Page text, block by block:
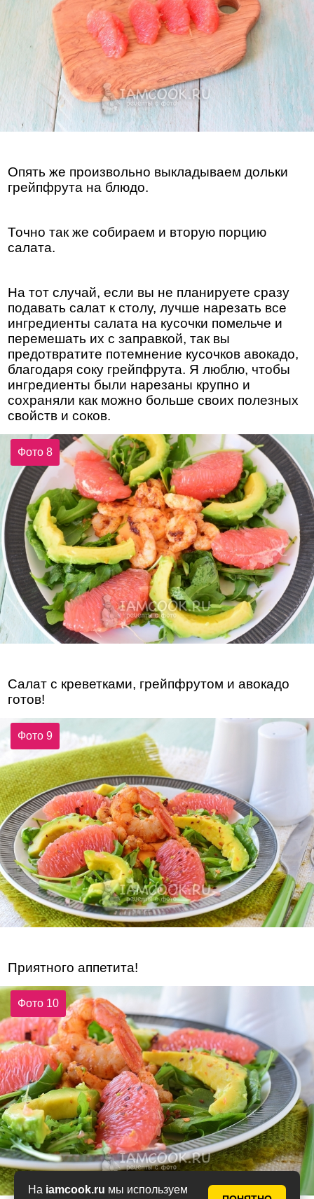
На iamcook.ru мы используем
Опять же произвольно выкладываем дольки
грейпфрута на блюдо.
Точно так же собираем и вторую порцию
салата.
На тот случай, если вы не планируете сразу
подавать салат к столу, лучше нарезать все
ингредиенты салата на кусочки помельче и
перемешать их с заправкой, так вы
предотвратите потемнение кусочков авокадо,
благодаря соку грейпфрута. Я люблю, чтобы
ингредиенты были нарезаны крупно и
сохраняли как можно больше своих полезных
свойств и соков.
Фото 8
Салат с креветками, грейпфрутом и авокадо
готов!
Фото 9
Приятного аппетита!
Фото 10